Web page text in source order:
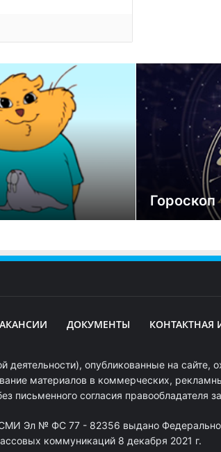
Гороскоп
ДОКУМЕНТЫ
опубликованные на сайте,
материалов в коммерческих,
письменного согласия правообладателя
СМИ Эл № ФС 77 - 82356 выдано
коммуникаций 8 декабря 2021 г.